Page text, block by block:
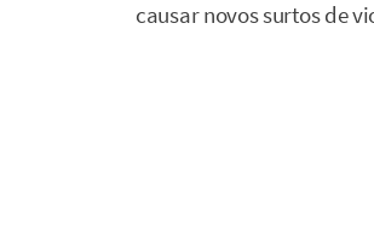
causar novos surtos de